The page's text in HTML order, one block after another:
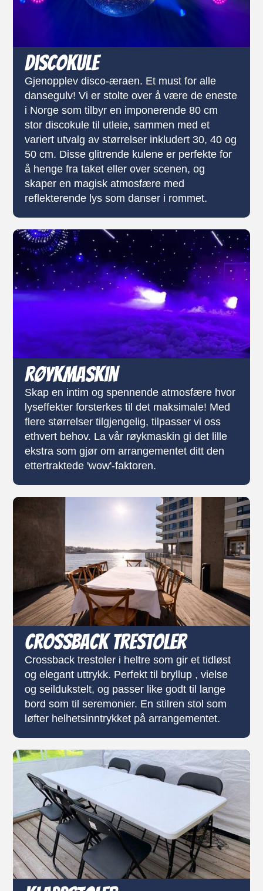
Discokule
Gjenopplev disco-æraen. Et must for alle
dansegulv! Vi er stolte over å være de eneste
i Norge som tilbyr en imponerende 80 cm
stor discokule til utleie, sammen med et
variert utvalg av størrelser inkludert 30, 40 og
50 cm. Disse glitrende kulene er perfekte for
å henge fra taket eller over scenen, og
skaper en magisk atmosfære med
reflekterende lys som danser i rommet.
Røykmaskin
Skap en intim og spennende atmosfære hvor
lyseffekter forsterkes til det maksimale! Med
flere størrelser tilgjengelig, tilpasser vi oss
ethvert behov. La vår røykmaskin gi det lille
ekstra som gjør om arrangementet ditt den
ettertraktede 'wow'-faktoren.
Crossback trestoler
Crossback trestoler i heltre som gir et tidløst
og elegant uttrykk. Perfekt til bryllup , vielse
og seildukstelt, og passer like godt til lange
bord som til seremonier. En stilren stol som
løfter helhetsinntrykket på arrangementet.